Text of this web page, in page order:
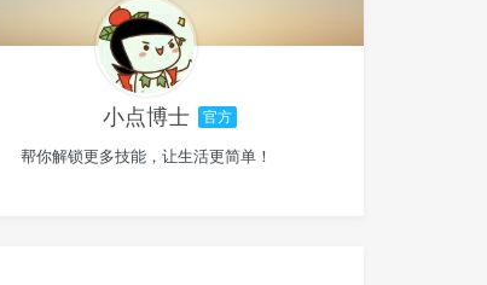
小点博士 官方
帮你解锁更多技能，让生活更简单！